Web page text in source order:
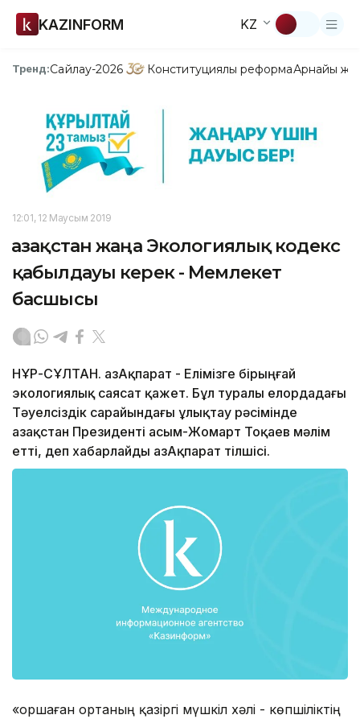
KAZINFORM KZ
Тренд:Сайлау-2026 Конституциялық реформаАрнайы
12:01, 12 Маусым 2019
Қазақстан жаңа Экологиялық кодекс
қабылдауы керек - Мемлекет
басшысы
НҰР-СҰЛТАН. ҚазАқпарат - Елімізге бірыңғай
экологиялық саясат қажет. Бұл туралы елордадағы
Тәуелсіздік сарайындағы ұлықтау рәсімінде
Қазақстан Президенті Қасым-Жомарт Тоқаев мәлім
етті, деп хабарлайды ҚазАқпарат тілшісі.
«Қоршаған ортаның қазіргі мүшкіл хәлі - көпшіліктің